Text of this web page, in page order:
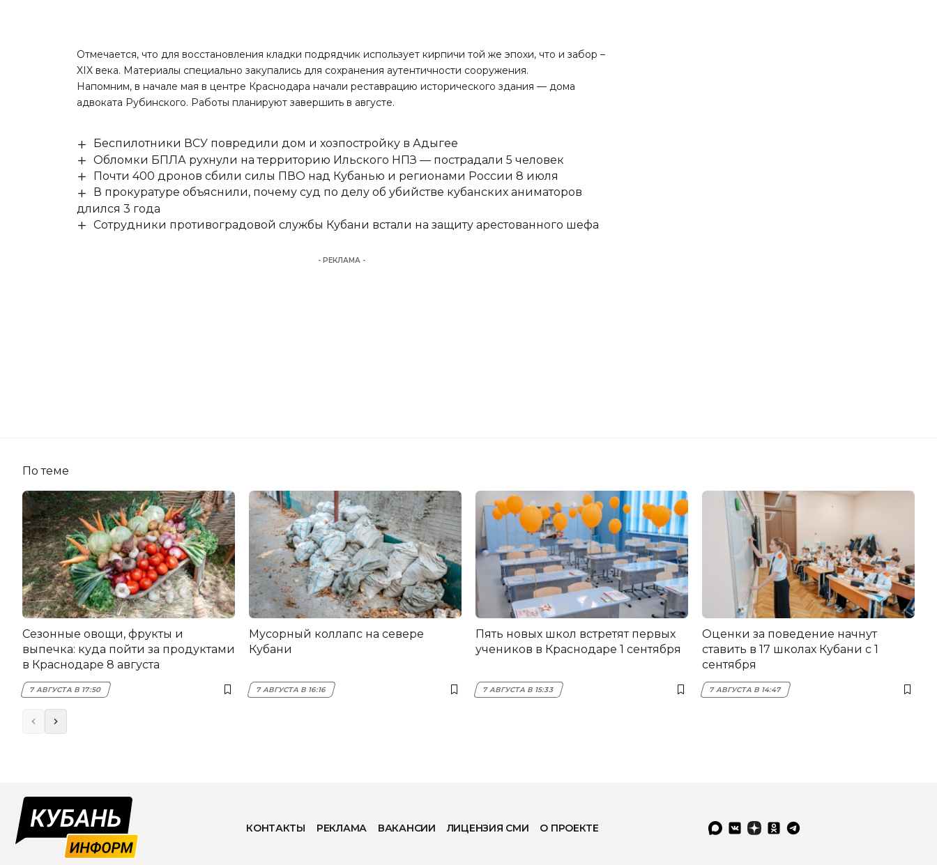
Отмечается, что для восстановления кладки подрядчик использует кирпичи той же эпохи, что и забор –
XIX века. Материалы специально закупались для сохранения аутентичности сооружения.
Напомним, в начале мая в центре Краснодара начали реставрацию исторического здания — дома
адвоката Рубинского. Работы планируют завершить в августе.
Беспилотники ВСУ повредили дом и хозпостройку в Адыгее
Обломки БПЛА рухнули на территорию Ильского НПЗ — пострадали 5 человек
Почти 400 дронов сбили силы ПВО над Кубанью и регионами России 8 июля
В прокуратуре объяснили, почему суд по делу об убийстве кубанских аниматоров
длился 3 года
Сотрудники противоградовой службы Кубани встали на защиту арестованного шефа
- РЕКЛАМА -
По теме
Сезонные овощи, фрукты и
выпечка: куда пойти за продуктами
в Краснодаре 8 августа
7 АВГУСТА В 17:50
Мусорный коллапс на севере
Кубани
7 АВГУСТА В 16:16
Пять новых школ встретят первых
учеников в Краснодаре 1 сентября
7 АВГУСТА В 15:33
Оценки за поведение начнут
ставить в 17 школах Кубани с 1
сентября
7 АВГУСТА В 14:47
КОНТАКТЫ РЕКЛАМА ВАКАНСИИ ЛИЦЕНЗИЯ СМИ О ПРОЕКТЕ